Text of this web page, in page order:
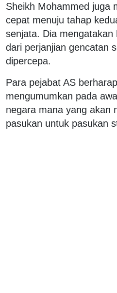
Sheikh Mohammed juga
cepat menuju tahap
senjata. Dia mengatakan
dari perjanjian gencatan
dipercepa.
Para pejabat AS
mengumumkan pada
negara mana yang akan
pasukan untuk pasukan